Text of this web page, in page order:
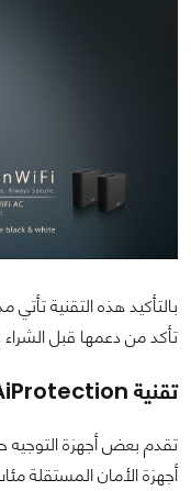
تأكد من دعمها قبل الشراء .
تقنية AiProtection
تقدم بعض أجهزة
أجهزة الأمان المستقلة